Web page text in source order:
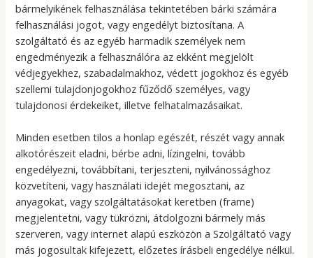
bármelyikének felhasználása tekintetében bárki számára
felhasználási jogot, vagy engedélyt biztosítana. A
szolgáltató és az egyéb harmadik személyek nem
engedményezik a felhasználóra az ekként megjelölt
védjegyekhez, szabadalmakhoz, védett jogokhoz és egyéb
szellemi tulajdonjogokhoz fűződő személyes, vagy
tulajdonosi érdekeiket, illetve felhatalmazásaikat.
Minden esetben tilos a honlap egészét, részét vagy annak
alkotórészeit eladni, bérbe adni, lízingelni, tovább
engedélyezni, továbbítani, terjeszteni, nyilvánossághoz
közvetíteni, vagy használati idejét megosztani, az
anyagokat, vagy szolgáltatásokat keretben (frame)
megjelentetni, vagy tükrözni, átdolgozni bármely más
szerveren, vagy internet alapú eszközön a Szolgáltató vagy
más jogosultak kifejezett, előzetes írásbeli engedélye nélkül.